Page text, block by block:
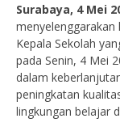
Surabaya, 4 Mei
menyelenggarakan
Kepala Sekolah
pada Senin, 4 Mei
dalam
peningkatan
lingkungan belajar